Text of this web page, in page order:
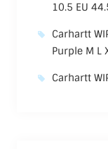
10.5 EU
Carhartt
Purple M L
Carhartt